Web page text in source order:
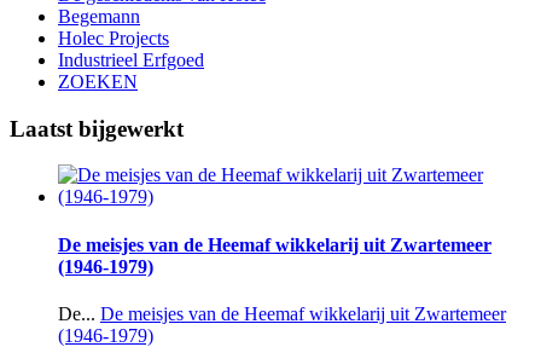
Begemann
Holec Projects
Industrieel Erfgoed
ZOEKEN
Laatst bijgewerkt
De meisjes van de Heemaf wikkelarij uit Zwartemeer
(1946-1979)
De... De meisjes van de Heemaf wikkelarij uit Zwartemeer
(1946-1979)